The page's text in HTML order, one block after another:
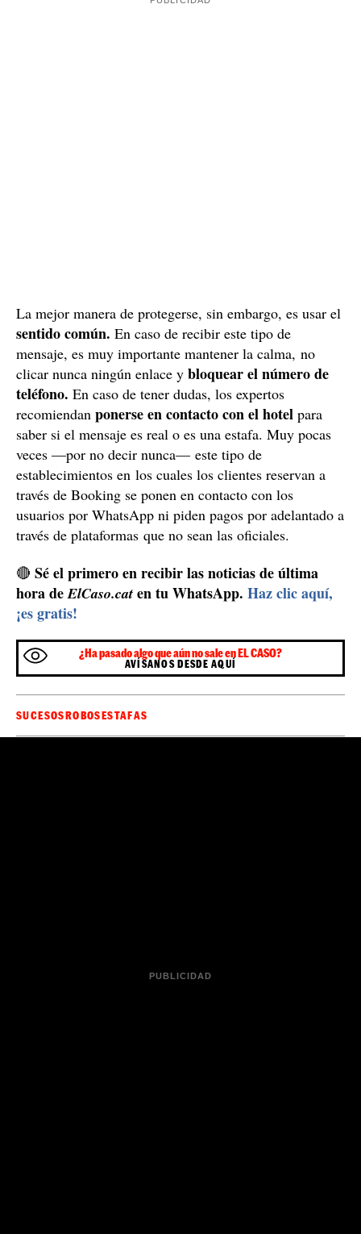
La mejor manera de protegerse, sin embargo, es usar el
sentido común. En caso de recibir este tipo de
mensaje, es muy importante mantener la calma, no
clicar nunca ningún enlace y bloquear el número de
teléfono. En caso de tener dudas, los expertos
recomiendan ponerse en contacto con el hotel para
saber si el mensaje es real o es una estafa. Muy pocas
veces —por no decir nunca— este tipo de
establecimientos en los cuales los clientes reservan a
través de Booking se ponen en contacto con los
usuarios por WhatsApp ni piden pagos por adelantado a
través de plataformas que no sean las oficiales.
🔴 Sé el primero en recibir las noticias de última
hora deElCaso.cat en tu WhatsApp. Haz clic aquí,
¡es gratis!
¿Ha pasado algo que aún no sale en EL CASO?
AVÍSANOS DESDE AQUÍ
SUCESOSROBOSESTAFAS